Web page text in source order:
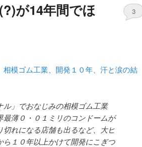
が14年間でほ
3
模ゴム工業、開発１０年、汗と涙の結
」でおなじみの相模ゴム工業
最薄０・０１ミリのコンドームが
れになる店舗も出るなど、大ヒ
ら１０年以上かけて開発にこぎつ